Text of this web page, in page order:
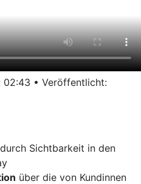
02:43 • Veröffentlicht:
durch Sichtbarkeit in den
über die von Kundinnen